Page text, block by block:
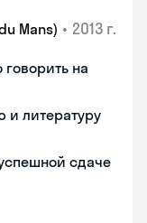
Mans) • 2013 г.
на
литературу
сдаче